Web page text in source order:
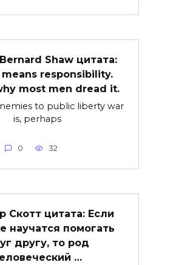
Shaw цитата:
responsibility.
most men dread it.
to public liberty war
is, perhaps
0 32
Скотт цитата: Если
научатся помогать
другу, то род
…